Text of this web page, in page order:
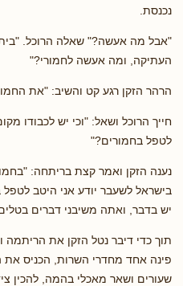
נכנסת.
"אבל מה אעשה?" שאלה הרוכל.
העתיקה, ומה אעשה לחמורי?"
הרהר הזקן רגע קט והשיב: "את
חייך הרוכל ושאל: "וכי יש לכבודו
לטפל בחמורים?"
נענה הזקן ואמר קצת בריתחה:
בישראל לשעבר יודע אני היטב לטפל
יש בדבר, ואתה משיבני דברים
תוך כדי דיבר נטל הזקן את הריתמה
פינה אחד מחדרי השרות, הכניס את
שעורים ושאר מאכלי בהמה, להכין